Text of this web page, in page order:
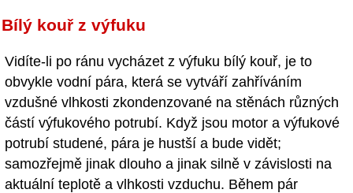
Bílý kouř z výfuku
Vidíte-li po ránu vycházet z výfuku bílý kouř, je to
obvykle vodní pára, která se vytváří zahříváním
vzdušné vlhkosti zkondenzované na stěnách různých
částí výfukového potrubí. Když jsou motor a výfukové
potrubí studené, pára je hustší a bude vidět;
samozřejmě jinak dlouho a jinak silně v závislosti na
aktuální teplotě a vlhkosti vzduchu. Během pár